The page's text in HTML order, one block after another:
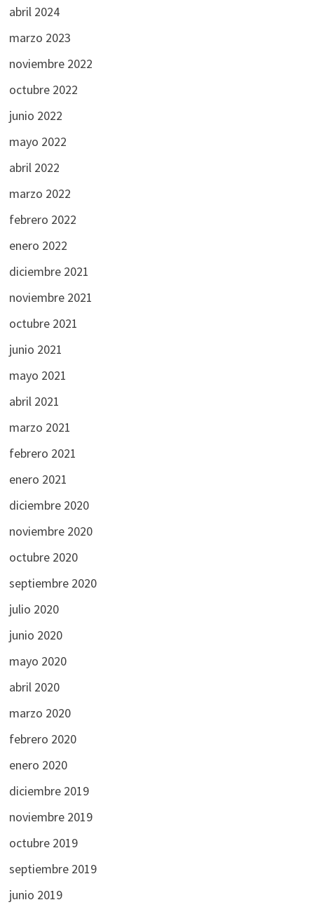
abril 2024
marzo 2023
noviembre 2022
octubre 2022
junio 2022
mayo 2022
abril 2022
marzo 2022
febrero 2022
enero 2022
diciembre 2021
noviembre 2021
octubre 2021
junio 2021
mayo 2021
abril 2021
marzo 2021
febrero 2021
enero 2021
diciembre 2020
noviembre 2020
octubre 2020
septiembre 2020
julio 2020
junio 2020
mayo 2020
abril 2020
marzo 2020
febrero 2020
enero 2020
diciembre 2019
noviembre 2019
octubre 2019
septiembre 2019
junio 2019